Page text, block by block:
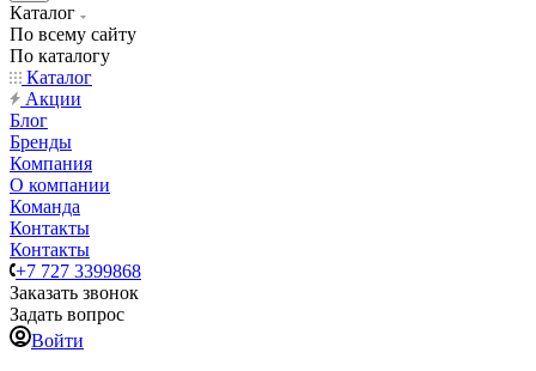
Каталог
По всему сайту
По каталогу
Каталог
Акции
Блог
Бренды
Компания
О компании
Команда
Контакты
Контакты
+7 727 3399868
Заказать звонок
Задать вопрос
Войти